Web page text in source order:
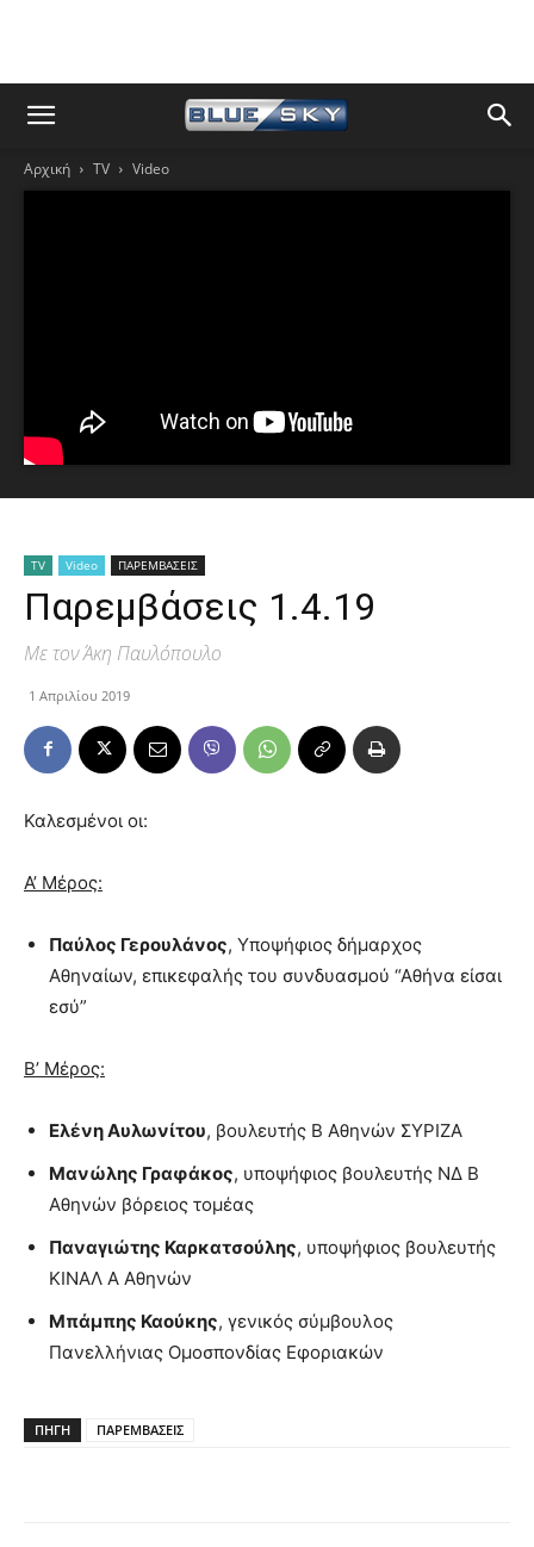
Αρχική TV Video
TV Video ΠΑΡΕΜΒΑΣΕΙΣ
Παρεμβάσεις 1.4.19
Με τον Άκη Παυλόπουλο
1 Απριλίου 2019
Καλεσμένοι οι:
Α’ Μέρος:
Παύλος Γερουλάνος, Υποψήφιος δήμαρχος
Αθηναίων, επικεφαλής του συνδυασμού “Αθήνα είσαι
εσύ”
Β’ Μέρος:
Ελένη Αυλωνίτου, βουλευτής Β Αθηνών ΣΥΡΙΖΑ
Μανώλης Γραφάκος, υποψήφιος βουλευτής ΝΔ Β
Αθηνών βόρειος τομέας
Παναγιώτης Καρκατσούλης, υποψήφιος βουλευτής
ΚΙΝΑΛ Α Αθηνών
Μπάμπης Καούκης, γενικός σύμβουλος
Πανελλήνιας Ομοσπονδίας Εφοριακών
ΠΗΓΗ ΠΑΡΕΜΒΑΣΕΙΣ